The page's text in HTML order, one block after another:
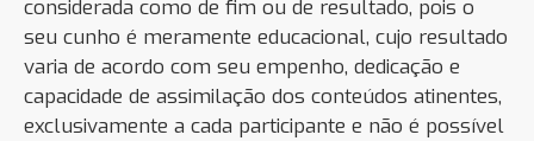
considerada como de fim ou de resultado, pois o
seu cunho é meramente educacional, cujo resultado
varia de acordo com seu empenho, dedicação e
capacidade de assimilação dos conteúdos atinentes,
exclusivamente a cada participante e não é possível